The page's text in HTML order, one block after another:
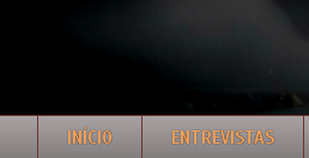
INÍCIO ENTREVISTAS